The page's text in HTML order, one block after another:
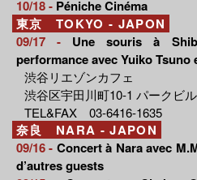
10/18 - Péniche Cinéma
東京 TOKYO - JAPON
09/17 - Une souris à
performance avec Yuiko
渋谷リエゾンカフェ
渋谷区宇田川町10-1 パークビ
TEL&FAX 03-6416-1635
奈良 NARA - JAPON
09/16 - Concert à Nara avec
d’autres guests